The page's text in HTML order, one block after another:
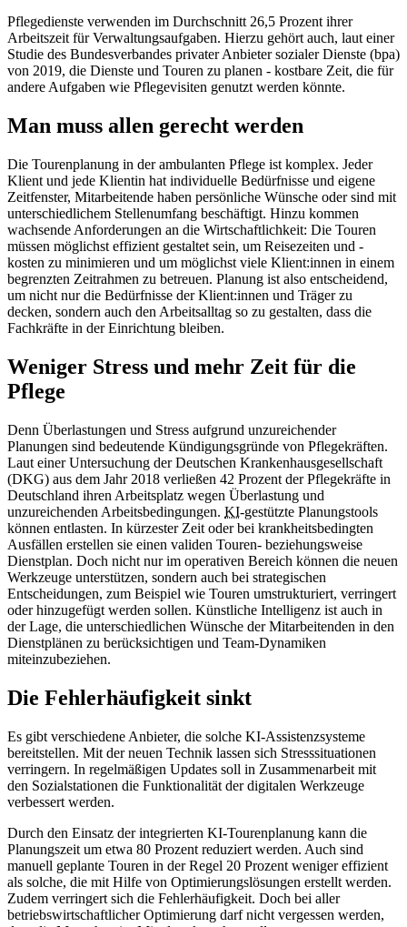
Pflegedienste verwenden im Durchschnitt 26,5 Prozent ihrer
Arbeitszeit für Verwaltungsaufgaben. Hierzu gehört auch, laut einer
Studie des Bundesverbandes privater Anbieter sozialer Dienste (bpa)
von 2019, die Dienste und Touren zu planen - kostbare Zeit, die für
andere Aufgaben wie Pflege­visiten genutzt werden könnte.
Man muss allen gerecht werden
Die Tourenplanung in der ambulanten Pflege ist komplex. Jeder
Klient und jede Klientin hat individuelle Bedürfnisse und eigene
Zeitfenster, Mitarbeitende haben persönliche Wünsche oder sind mit
unterschiedlichem Stellenumfang beschäftigt. Hinzu kommen
wachsende Anforderungen an die Wirtschaftlichkeit: Die Touren
müssen möglichst effizient gestaltet sein, um Reisezeiten und -
kosten zu minimieren und um möglichst viele Klient:innen in einem
begrenzten Zeitrahmen zu betreuen. Planung ist also entscheidend,
um nicht nur die Bedürfnisse der Klient:innen und Träger zu
decken, sondern auch den Arbeitsalltag so zu gestalten, dass die
Fachkräfte in der Einrichtung bleiben.
Weniger Stress und mehr Zeit für die
Pflege
Denn Überlastungen und Stress aufgrund unzureichender
Planungen sind bedeutende Kündigungsgründe von Pflegekräften.
Laut einer Untersuchung der Deutschen Krankenhausgesellschaft
(DKG) aus dem Jahr 2018 verließen 42 Prozent der Pflegekräfte in
Deutschland ihren Arbeitsplatz wegen Überlastung und
unzureichenden Arbeitsbedingungen. KI-gestützte Planungstools
können entlasten. In kürzester Zeit oder bei krankheitsbedingten
Ausfällen erstellen sie einen validen Touren- beziehungsweise
Dienstplan. Doch nicht nur im operativen Bereich können die neuen
Werkzeuge unterstützen, sondern auch bei strategischen
Entscheidungen, zum Beispiel wie Touren umstrukturiert, verringert
oder hinzugefügt werden sollen. Künstliche Intelligenz ist auch in
der Lage, die unterschiedlichen Wünsche der Mitarbeitenden in den
Dienstplänen zu berücksichtigen und Team-Dynamiken
miteinzubeziehen.
Die Fehlerhäufigkeit sinkt
Es gibt verschiedene Anbieter, die solche KI-Assistenzsysteme
bereitstellen. Mit der neuen Technik lassen sich Stresssituationen
verringern. In regelmäßigen Updates soll in Zusammenarbeit mit
den Sozialstationen die Funktionalität der digitalen Werkzeuge
verbessert werden.
Durch den Einsatz der integrierten KI-Tourenplanung kann die
Planungszeit um etwa 80 Prozent reduziert werden. Auch sind
manuell geplante Touren in der Regel 20 Prozent weniger effizient
als solche, die mit Hilfe von Optimierungslösungen erstellt werden.
Zudem verringert sich die Fehlerhäufigkeit. Doch bei aller
betriebswirtschaftlicher Optimierung darf nicht vergessen werden,